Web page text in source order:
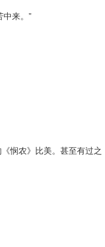
来。”
悯农》比美。甚至有过之